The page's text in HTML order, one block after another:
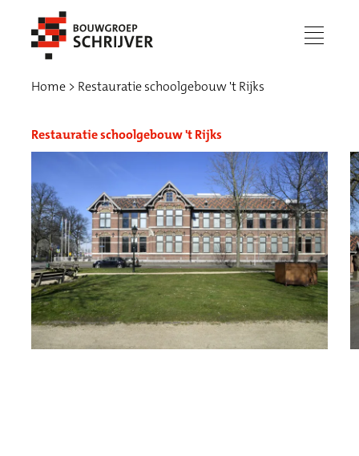
menu
Werken bij
Home Restauratie schoolgebouw 't Rijks
Restauratie schoolgebouw 't Rijks